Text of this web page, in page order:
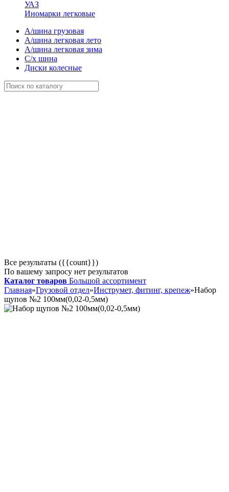
УАЗ
Иномарки легковые
А/шина грузовая
А/шина легковая лето
А/шина легковая зима
С/х шина
Диски колесные
Все результаты ({{count}})
По вашему запросу нет результатов
Каталог товаров Большой ассортимент
Главная»Грузовой отдел»Инструмет, фитинг, крепеж»Набор
щупов №2 100мм(0,02-0,5мм)